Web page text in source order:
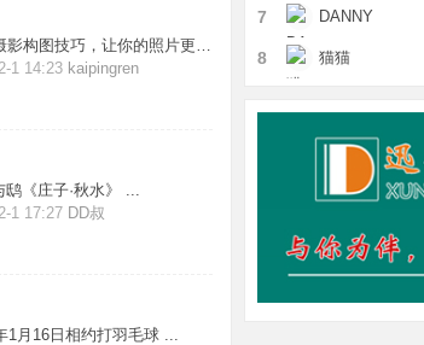
15种摄影构图技巧，让你的照片更 ...
1 14:23 kaipingren
鸱《庄子·秋水》 ...
1 17:27 DD叔
1月16日相约打羽毛球 ...
7 DANNY
8 猫猫